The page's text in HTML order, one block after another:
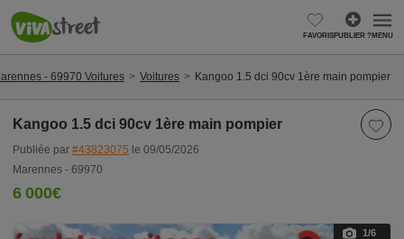
FAVORISPUBLIER ?MENU
- 69970 Voitures Voitures Kangoo 1.5 dci 90cv 1ère main pompier
Kangoo 1.5 dci 90cv 1ère main pompier
Publiée par #43823075 le 09/05/2026
Marennes - 69970
6 000€
1/6